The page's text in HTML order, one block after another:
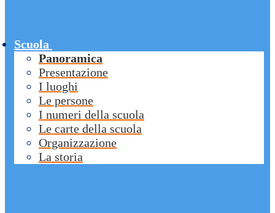
Scuola
Panoramica
Presentazione
I luoghi
Le persone
I numeri della scuola
Le carte della scuola
Organizzazione
La storia